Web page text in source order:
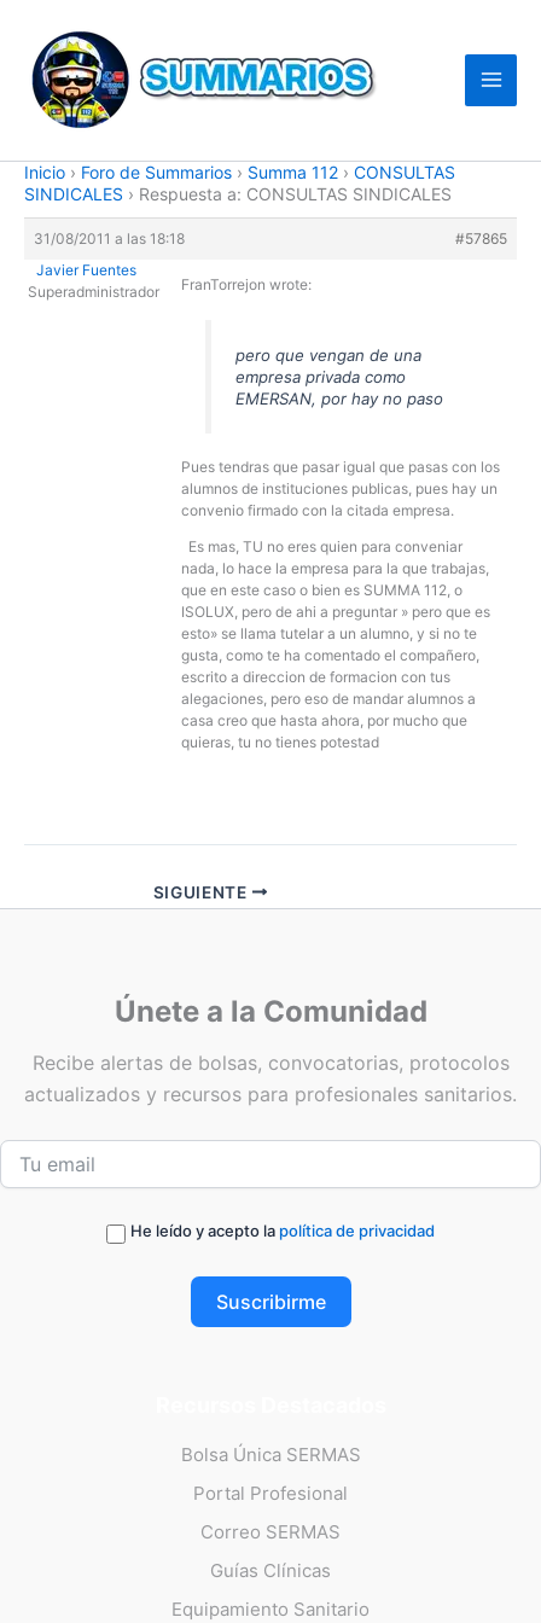
contenido
Inicio › Foro de Summarios › Summa 112 › CONSULTAS
SINDICALES › Respuesta a: CONSULTAS SINDICALES
31/08/2011 a las 18:18
#57865
Javier Fuentes
Superadministrador
FranTorrejon wrote:
pero que vengan de una
empresa privada como
EMERSAN, por hay no paso
Pues tendras que pasar igual que pasas con los
alumnos de instituciones publicas, pues hay un
convenio firmado con la citada empresa.
Es mas, TU no eres quien para conveniar
nada, lo hace la empresa para la que trabajas,
que en este caso o bien es SUMMA 112, o
ISOLUX, pero de ahi a preguntar » pero que es
esto» se llama tutelar a un alumno, y si no te
gusta, como te ha comentado el compañero,
escrito a direccion de formacion con tus
alegaciones, pero eso de mandar alumnos a
casa creo que hasta ahora, por mucho que
quieras, tu no tienes potestad
SIGUIENTE
Únete a la Comunidad
Recibe alertas de bolsas, convocatorias, protocolos
actualizados y recursos para profesionales sanitarios.
He leído y acepto la política de privacidad
Suscribirme
Bolsa Única SERMAS
Portal Profesional
Correo SERMAS
Guías Clínicas
Equipamiento Sanitario